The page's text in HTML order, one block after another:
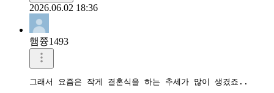
2026.06.02 18:36
햄쯍1493
그래서 요즘은 작게 결혼식을 하는 추세가 많이 생겼죠..